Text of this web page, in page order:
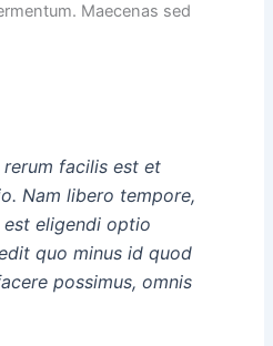
Maecenas sed
facilis est et
Nam libero tempore,
eligendi optio
quo minus id quod
possimus, omnis